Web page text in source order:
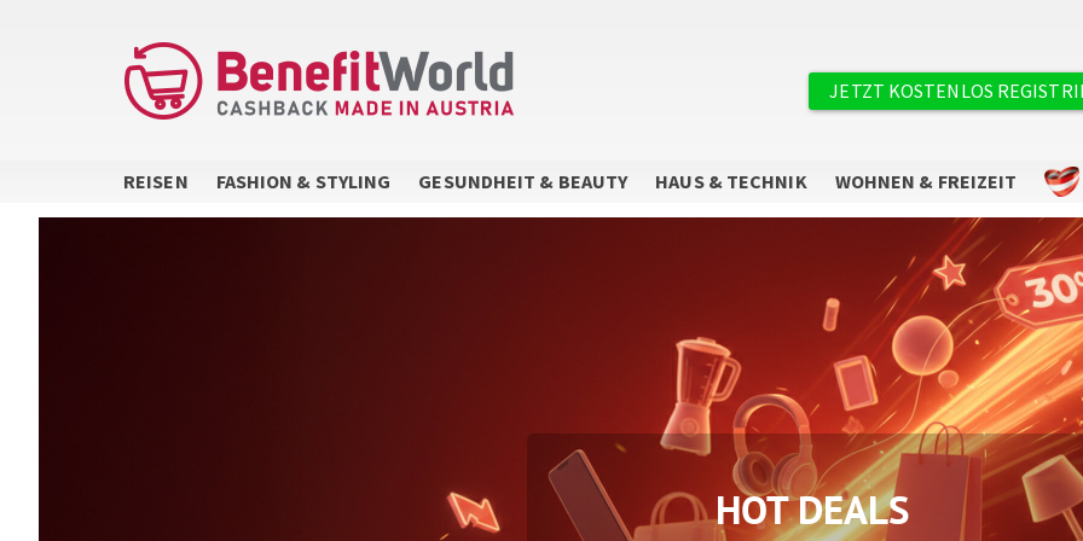
Benutzermenü
JETZT KOSTENLOS
REISEN FASHION & STYLING GESUNDHEIT & BEAUTY HAUS & TECHNIK WOHNEN & FREIZEIT
HOT DEALS
Sie wollen keine Angebote mehr
verpassen?
Abonnieren Sie unseren Newsletter.